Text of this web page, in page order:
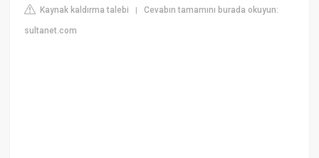
Kaynak kaldırma talebi |Cevabın tamamını burada okuyun:
sultanet.com